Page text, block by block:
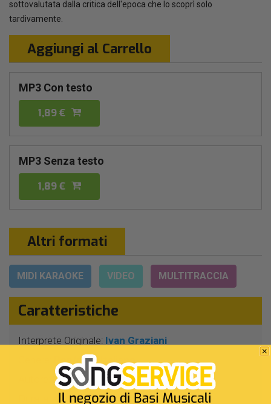
sottovalutata dalla critica dell'epoca che lo scoprì solo
tardivamente.
Aggiungi al Carrello
MP3 Con testo
1,89 €
MP3 Senza testo
1,89 €
Altri formati
MIDI KARAOKE VIDEO MULTITRACCIA
Caratteristiche
Interprete Originale: Ivan Graziani
Pop/rock Italiano
I.Graziani
4 Min 3 Sec